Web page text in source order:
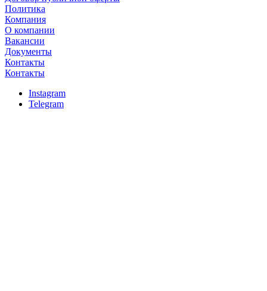
Политика
Компания
О компании
Вакансии
Документы
Контакты
Контакты
Instagram
Telegram